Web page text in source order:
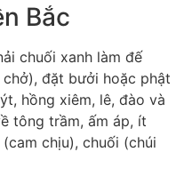
Bắc
chuối xanh làm đế
đặt bưởi hoặc phật
hồng xiêm, lê, đào và
tông trầm, ấm áp, ít
chịu), chuối (chúi